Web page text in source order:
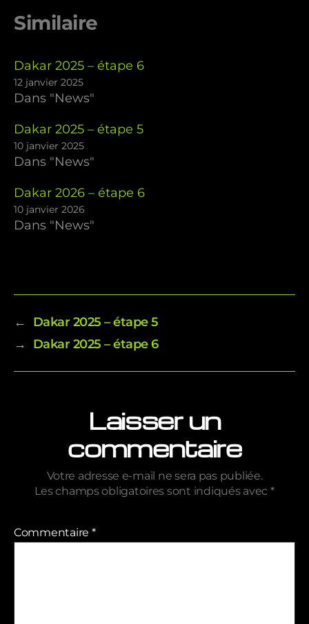
Similaire
Dakar 2025 – étape 6
12 janvier 2025
Dans "News"
Dakar 2025 – étape 5
10 janvier 2025
Dans "News"
Dakar 2026 – étape 6
10 janvier 2026
Dans "News"
←
Dakar 2025 – étape 5
→
Dakar 2025 – étape 6
Laisser un
commentaire
Votre adresse e-mail ne sera pas publiée.
Les champs obligatoires sont indiqués avec *
Commentaire *